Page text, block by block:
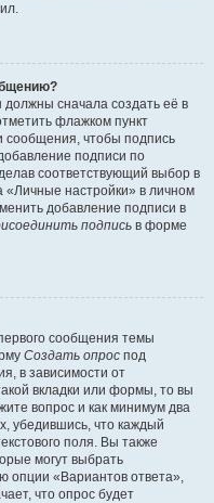
сначала создать её в
флажком пункт
сообщения, чтобы подпись
подписи по
соответствующий выбор в
настройки» в личном
добавление подписи в
подпись в форме
сообщения темы
Создать опрос под
в зависимости от
вкладки или формы, то вы
вопрос и как минимум два
убедившись, что каждый
поля. Вы также
могут выбрать
опции «Вариантов ответа»,
что опрос будет